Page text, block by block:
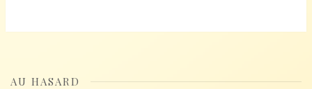
AU HASARD